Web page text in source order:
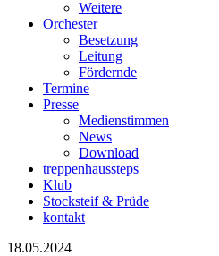
Weitere
Orchester
Besetzung
Leitung
Fördernde
Termine
Presse
Medienstimmen
News
Download
treppenhaussteps
Klub
Stocksteif & Prüde
kontakt
18.05.2024